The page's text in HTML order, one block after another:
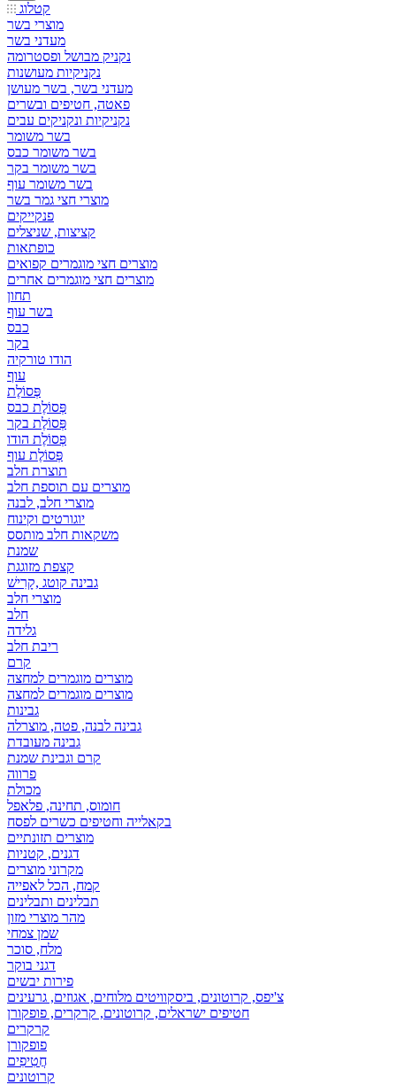
קטלוג
מוצרי בשר
מעדני בשר
נקניק מבושל ופסטרומה
נקניקיות מעושנות
מעדני בשר, בשר מעושן
פאטה, חטיפים ובשרים
נקניקיות ונקניקים עבים
בשר משומר
בשר משומר כבס
בשר משומר בקר
בשר משומר עוף
מוצרי חצי גמר בשר
פנקייקים
קציצות, שניצלים
כופתאות
מוצרים חצי מוגמרים קפואים
מוצרים חצי מוגמרים אחרים
תחון
בשר עוף
כבס
בקר
הודו טורקיה
עוף
פְּסוֹלֶת
פְּסוֹלֶת כבס
פְּסוֹלֶת בקר
פְּסוֹלֶת הודו
פְּסוֹלֶת עוף
תוצרת חלב
מוצרים עם תוספת חלב
מוצרי חלב, לבנה
יוגורטים וקינוח
משקאות חלב מותסס
שמנת
קצפת מזוגגת
גבינה קוטג ,קָרִישׁ
מוצרי חלב
חלב
גלידה
ריבת חלב
קרם
מוצרים מוגמרים למחצה
מוצרים מוגמרים למחצה
גבינות
גבינה לבנה, פטה, מוצרלה
גבינה מעובדת
קרם וגבינת שמנת
פרווה
מכולת
חומוס, תחינה, פלאפל
בקאלייה וחטיפים כשרים לפסח
מוצרים תזונתיים
דגנים, קטניות
מקרוני מוצרים
קמח, הכל לאפייה
תבלינים ותבלינים
מהר מוצרי מזון
שמן צמחי
מלח, סוכר
דגני בוקר
פירות יבשים
צ'יפס, קרוטונים, ביסקוויטים מלוחים, אגוזים, גרעינים
חטיפים ישראלים, קרוטונים, קרקרים, פופקורן
קרקרים
פופקורן
חֲטִיפִים
קרוטונים